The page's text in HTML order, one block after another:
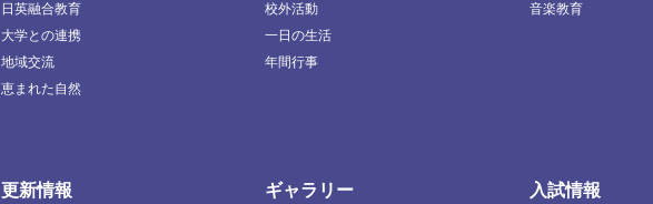
日英融合教育
大学との連携
地域交流
恵まれた自然
校外活動
一日の生活
年間行事
音楽教育
更新情報 ギャラリー 入試情報